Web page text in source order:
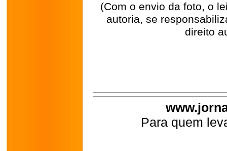
(Com o envio da foto, o
autoria, se
direito
Para quem